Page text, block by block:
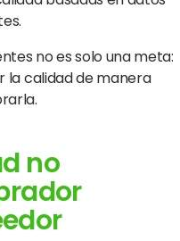
no es solo una meta:
la calidad de manera
no